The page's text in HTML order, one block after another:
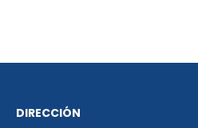
DIRECCIÓN